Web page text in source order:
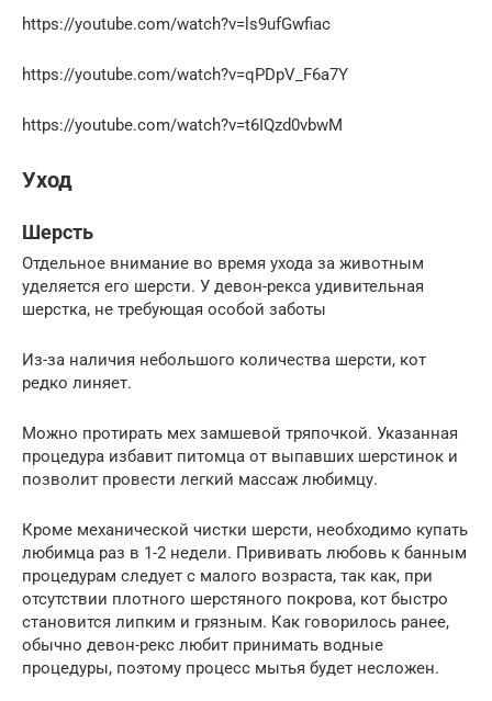
https://youtube.com/watch?v=ls9ufGwfiac
https://youtube.com/watch?v=qPDpV_F6a7Y
https://youtube.com/watch?v=t6IQzd0vbwM
Уход
Шерсть
Отдельное внимание во время ухода за животным
уделяется его шерсти. У девон-рекса удивительная
шерстка, не требующая особой заботы
Из-за наличия небольшого количества шерсти, кот
редко линяет.
Можно протирать мех замшевой тряпочкой. Указанная
процедура избавит питомца от выпавших шерстинок и
позволит провести легкий массаж любимцу.
Кроме механической чистки шерсти, необходимо купать
любимца раз в 1-2 недели. Прививать любовь к банным
процедурам следует с малого возраста, так как, при
отсутствии плотного шерстяного покрова, кот быстро
становится липким и грязным. Как говорилось ранее,
обычно девон-рекс любит принимать водные
процедуры, поэтому процесс мытья будет несложен.